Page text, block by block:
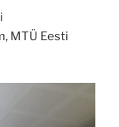
MTÜ Eesti